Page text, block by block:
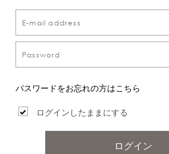
パスワードをお忘れの方はこちら
ログインしたままにする
ログイン